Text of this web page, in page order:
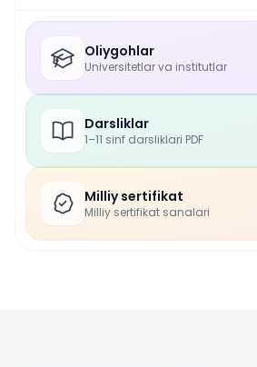
Oliygohlar
Universitetlar va institutlar
Darsliklar
1–11 sinf darsliklari PDF
Milliy sertifikat
Milliy sertifikat sanalari